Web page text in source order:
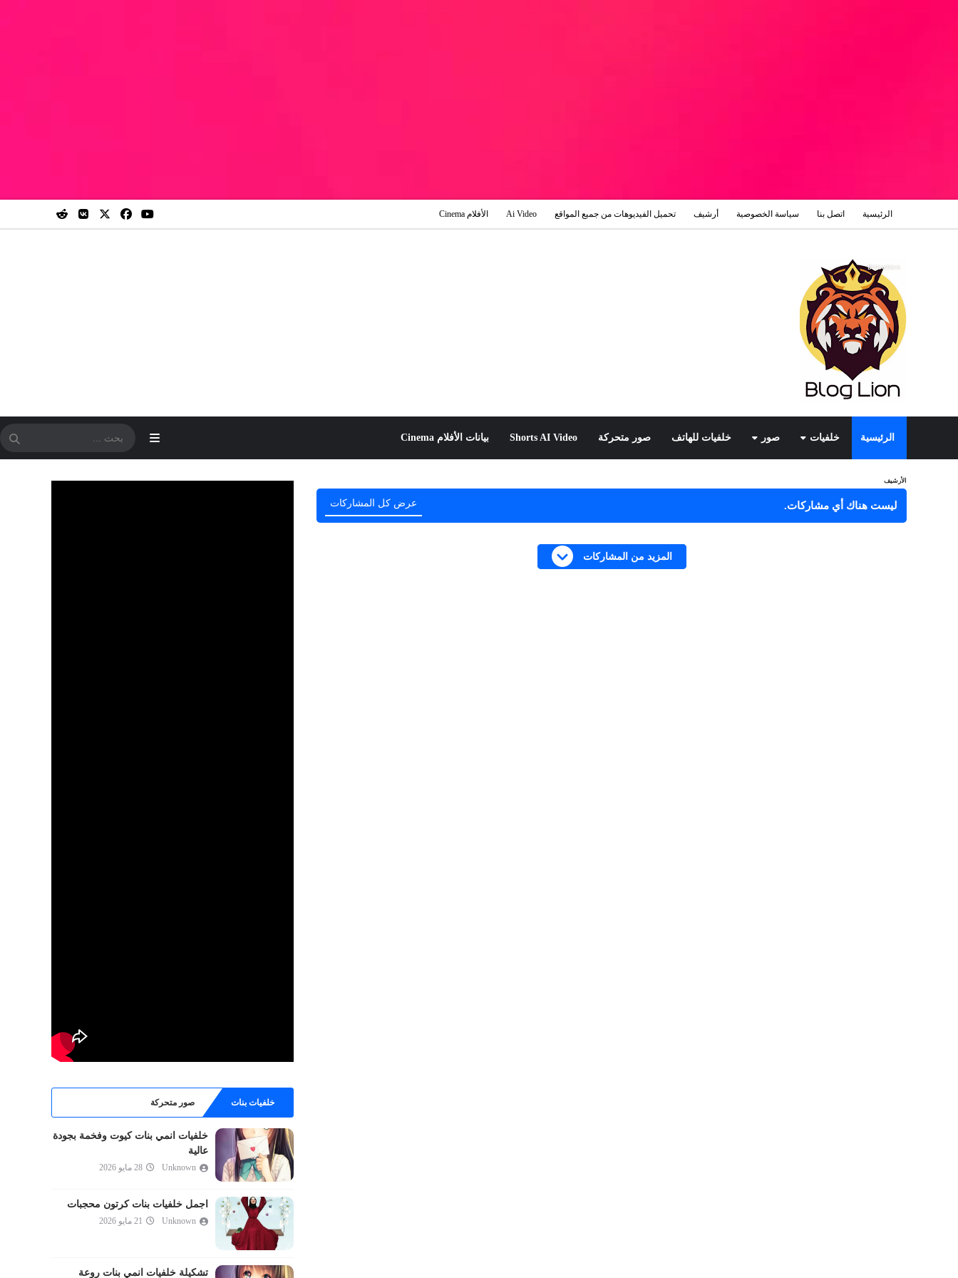
الرئيسية اتصل بنا سياسة الخصوصية أرشيف تحميل الفيديوهات من جميع المواقع Ai Video الأفلام Cinema
الرئيسية خلفيات صور خلفيات للهاتف صور متحركة Shorts AI Video بيانات الأفلام Cinema
الأرشيف
ليست هناك أي مشاركات. عرض كل المشاركات
المزيد من المشاركات
خلفيات بنات صور متحركة
خلفيات انمي بنات كيوت وفخمة بجودة
عالية
Unknown 28 مايو 2026
اجمل خلفيات بنات كرتون محجبات
Unknown 21 مايو 2026
تشكيلة خلفيات انمي بنات روعة